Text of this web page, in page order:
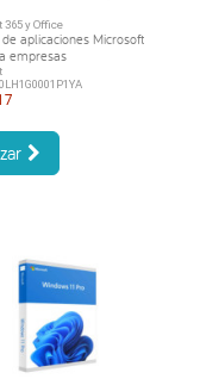
y Office
aplicaciones Microsoft
empresas